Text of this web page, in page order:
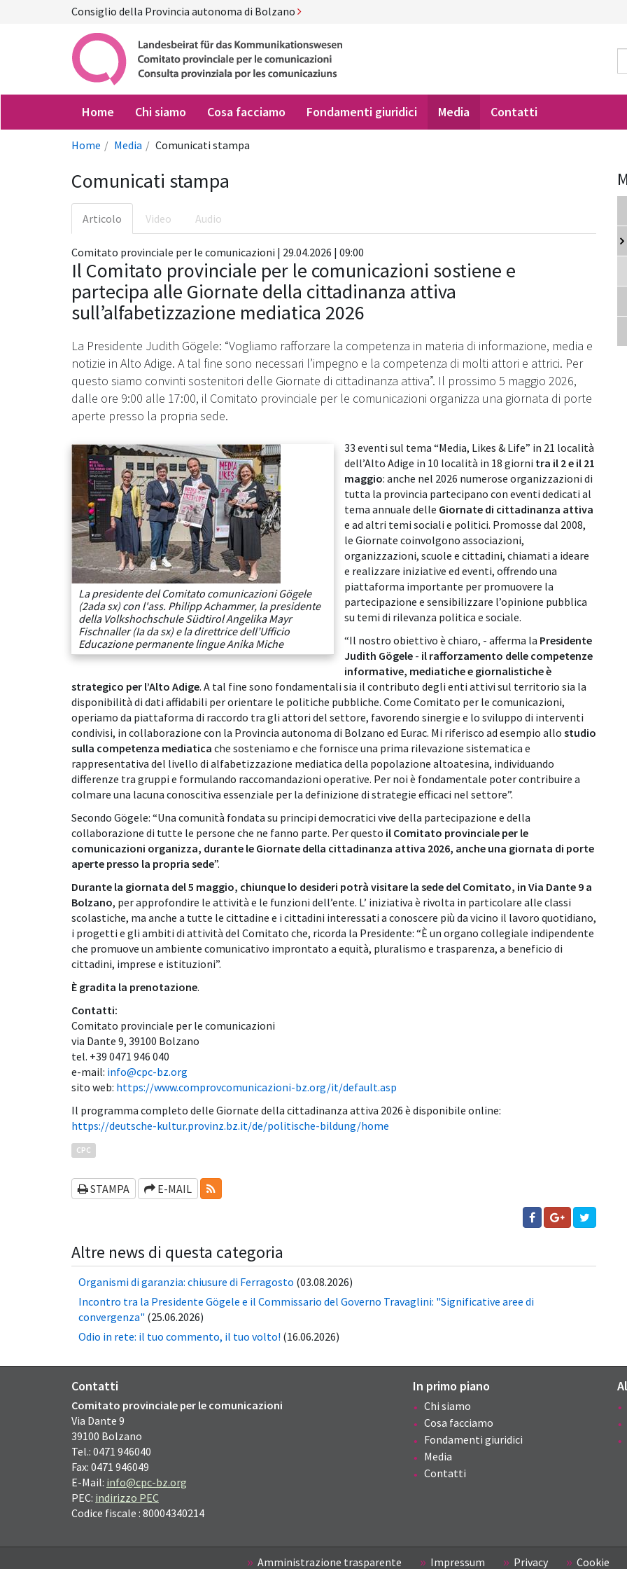
Consiglio della Provincia autonoma di Bolzano
Home Chi siamo Cosa facciamo Fondamenti giuridici Media Contatti
Home Media Comunicati stampa
Comunicati stampa
Articolo Video Audio
Comitato provinciale per le comunicazioni | 29.04.2026 | 09:00
Il Comitato provinciale per le comunicazioni sostiene e
partecipa alle Giornate della cittadinanza attiva
sull’alfabetizzazione mediatica 2026
La Presidente Judith Gögele: “Vogliamo rafforzare la competenza in materia di informazione, media e
notizie in Alto Adige. A tal fine sono necessari l’impegno e la competenza di molti attori e attrici. Per
questo siamo convinti sostenitori delle Giornate di cittadinanza attiva”. Il prossimo 5 maggio 2026,
dalle ore 9:00 alle 17:00, il Comitato provinciale per le comunicazioni organizza una giornata di porte
aperte presso la propria sede.
La presidente del Comitato comunicazioni Gögele
(2ada sx) con l'ass. Philipp Achammer, la presidente
della Volkshochschule Südtirol Angelika Mayr
Fischnaller (Ia da sx) e la direttrice dell’Ufficio
Educazione permanente lingue Anika Miche
33 eventi sul tema “Media, Likes & Life” in 21 località
dell’Alto Adige in 10 località in 18 giorni tra il 2 e il 21
maggio: anche nel 2026 numerose organizzazioni di
tutta la provincia partecipano con eventi dedicati al
tema annuale delle Giornate di cittadinanza attiva
e ad altri temi sociali e politici. Promosse dal 2008,
le Giornate coinvolgono associazioni,
organizzazioni, scuole e cittadini, chiamati a ideare
e realizzare iniziative ed eventi, offrendo una
piattaforma importante per promuovere la
partecipazione e sensibilizzare l’opinione pubblica
su temi di rilevanza politica e sociale.
“Il nostro obiettivo è chiaro, - afferma la Presidente
Judith Gögele - il rafforzamento delle competenze
informative, mediatiche e giornalistiche è
strategico per l’Alto Adige. A tal fine sono fondamentali sia il contributo degli enti attivi sul territorio sia la
disponibilità di dati affidabili per orientare le politiche pubbliche. Come Comitato per le comunicazioni,
operiamo da piattaforma di raccordo tra gli attori del settore, favorendo sinergie e lo sviluppo di interventi
condivisi, in collaborazione con la Provincia autonoma di Bolzano ed Eurac. Mi riferisco ad esempio allo studio
sulla competenza mediatica che sosteniamo e che fornisce una prima rilevazione sistematica e
rappresentativa del livello di alfabetizzazione mediatica della popolazione altoatesina, individuando
differenze tra gruppi e formulando raccomandazioni operative. Per noi è fondamentale poter contribuire a
colmare una lacuna conoscitiva essenziale per la definizione di strategie efficaci nel settore”.
Secondo Gögele: “Una comunità fondata su principi democratici vive della partecipazione e della
collaborazione di tutte le persone che ne fanno parte. Per questo il Comitato provinciale per le
comunicazioni organizza, durante le Giornate della cittadinanza attiva 2026, anche una giornata di porte
aperte presso la propria sede”.
Durante la giornata del 5 maggio, chiunque lo desideri potrà visitare la sede del Comitato, in Via Dante 9 a
Bolzano, per approfondire le attività e le funzioni dell’ente. L’ iniziativa è rivolta in particolare alle classi
scolastiche, ma anche a tutte le cittadine e i cittadini interessati a conoscere più da vicino il lavoro quotidiano,
i progetti e gli ambiti di attività del Comitato che, ricorda la Presidente: “È un organo collegiale indipendente
che promuove un ambiente comunicativo improntato a equità, pluralismo e trasparenza, a beneficio di
cittadini, imprese e istituzioni”.
È gradita la prenotazione.
Contatti:
Comitato provinciale per le comunicazioni
via Dante 9, 39100 Bolzano
tel. +39 0471 946 040
e-mail: info@cpc-bz.org
sito web: https://www.comprovcomunicazioni-bz.org/it/default.asp
Il programma completo delle Giornate della cittadinanza attiva 2026 è disponibile online:
https://deutsche-kultur.provinz.bz.it/de/politische-bildung/home
CPC
STAMPA E-MAIL RSS-FEEDS
Altre news di questa categoria
Organismi di garanzia: chiusure di Ferragosto (03.08.2026)
Incontro tra la Presidente Gögele e il Commissario del Governo Travaglini: "Significative aree di
convergenza" (25.06.2026)
Odio in rete: il tuo commento, il tuo volto! (16.06.2026)
Contatti
Comitato provinciale per le comunicazioni
Via Dante 9
39100 Bolzano
Tel.: 0471 946040
Fax: 0471 946049
E-Mail: info@cpc-bz.org
PEC: indirizzo PEC
Codice fiscale : 80004340214
In primo piano
Chi siamo
Cosa facciamo
Fondamenti giuridici
Media
Contatti
Amministrazione trasparente Impressum Privacy Cookie